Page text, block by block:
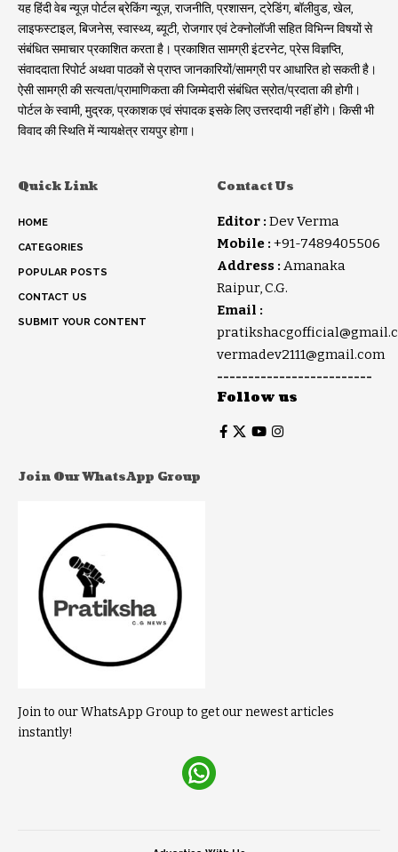
यह हिंदी वेब न्यूज़ पोर्टल ब्रेकिंग न्यूज़, राजनीति, प्रशासन, ट्रेडिंग, बॉलीवुड, खेल,
लाइफस्टाइल, बिजनेस, स्वास्थ्य, ब्यूटी, रोजगार एवं टेक्नोलॉजी सहित विभिन्न विषयों से
संबंधित समाचार प्रकाशित करता है। प्रकाशित सामग्री इंटरनेट, प्रेस विज्ञप्ति,
संवाददाता रिपोर्ट अथवा पाठकों से प्राप्त जानकारियों/सामग्री पर आधारित हो सकती है।
ऐसी सामग्री की सत्यता/प्रामाणिकता की जिम्मेदारी संबंधित स्रोत/प्रदाता की होगी।
पोर्टल के स्वामी, मुद्रक, प्रकाशक एवं संपादक इसके लिए उत्तरदायी नहीं होंगे। किसी भी
विवाद की स्थिति में न्यायक्षेत्र रायपुर होगा।
Quick Link
HOME
CATEGORIES
POPULAR POSTS
CONTACT US
SUBMIT YOUR CONTENT
Contact Us
Editor : Dev Verma
Mobile : +91-7489405506
Address : Amanaka
Raipur, C.G.
Email :
vermadev2111@gmail.com
-------------------------
Follow us
Join Our WhatsApp Group
Join to our WhatsApp Group to get our newest articles
instantly!